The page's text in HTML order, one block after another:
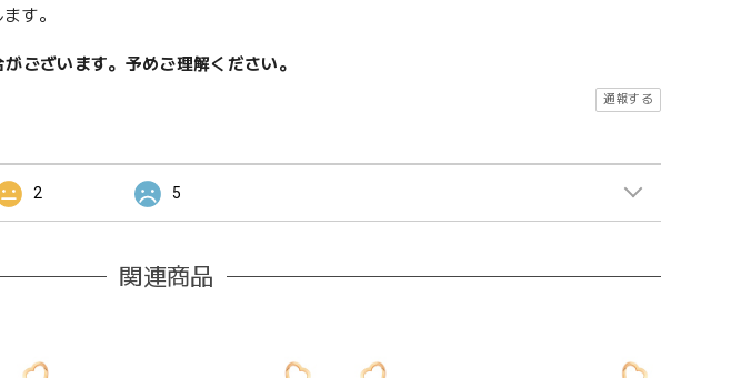
す。
ございます。予めご理解ください。
通報する
2 5
関連商品